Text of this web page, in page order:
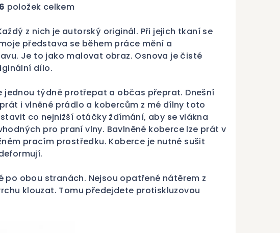
O
v
l
á
d
a
c
í
p
r
v
y
v
6 položek celkem
z nich je autorský originál. Při jejich tkaní se
představa se během práce mění a
Je to jako malovat obraz. Osnova je čisté
dílo.
jednou týdně protřepat a občas přeprat. Dnešní
i vlněné prádlo a kobercům z mé dílny toto
co nejnižší otáčky ždímání, aby se vlákna
pro praní vlny. Bavlněné koberce lze prát v
pracím prostředku. Koberce je nutné sušit
po obou stranách. Nejsou opatřené nátěrem z
klouzat. Tomu předejdete protiskluzovou